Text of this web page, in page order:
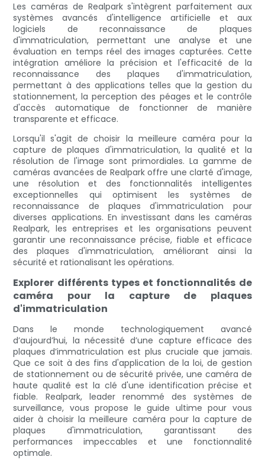
Les caméras de Realpark s'intègrent parfaitement aux
systèmes avancés d'intelligence artificielle et aux
logiciels de reconnaissance de plaques
d'immatriculation, permettant une analyse et une
évaluation en temps réel des images capturées. Cette
intégration améliore la précision et l'efficacité de la
reconnaissance des plaques d'immatriculation,
permettant à des applications telles que la gestion du
stationnement, la perception des péages et le contrôle
d'accès automatique de fonctionner de manière
transparente et efficace.
Lorsqu'il s'agit de choisir la meilleure caméra pour la
capture de plaques d'immatriculation, la qualité et la
résolution de l'image sont primordiales. La gamme de
caméras avancées de Realpark offre une clarté d'image,
une résolution et des fonctionnalités intelligentes
exceptionnelles qui optimisent les systèmes de
reconnaissance de plaques d'immatriculation pour
diverses applications. En investissant dans les caméras
Realpark, les entreprises et les organisations peuvent
garantir une reconnaissance précise, fiable et efficace
des plaques d'immatriculation, améliorant ainsi la
sécurité et rationalisant les opérations.
Explorer différents types et fonctionnalités de
caméra pour la capture de plaques
d'immatriculation
Dans le monde technologiquement avancé
d’aujourd’hui, la nécessité d’une capture efficace des
plaques d’immatriculation est plus cruciale que jamais.
Que ce soit à des fins d'application de la loi, de gestion
de stationnement ou de sécurité privée, une caméra de
haute qualité est la clé d'une identification précise et
fiable. Realpark, leader renommé des systèmes de
surveillance, vous propose le guide ultime pour vous
aider à choisir la meilleure caméra pour la capture de
plaques d'immatriculation, garantissant des
performances impeccables et une fonctionnalité
optimale.